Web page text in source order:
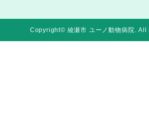
Copyright© 綾瀬市 ユーノ動物病院. All